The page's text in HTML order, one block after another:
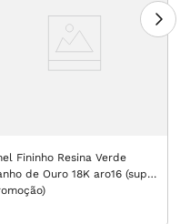
Fininho Resina Verde
de Ouro 18K aro16 (super